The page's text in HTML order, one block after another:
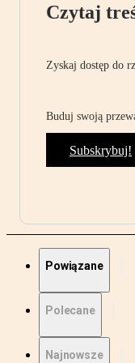
Czytaj
Zyskaj dostęp do
Buduj swoją
Subskrybuj!
Powiązane
Polecane
Najnowsze